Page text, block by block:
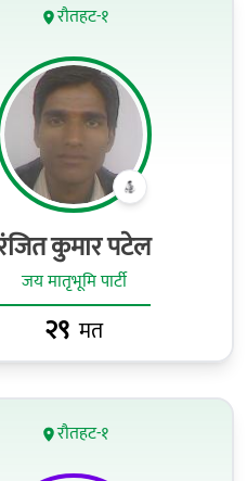
रौतहट-१
कुमार पटेल
जय मातृभूमि पार्टी
२९ मत
रौतहट-१